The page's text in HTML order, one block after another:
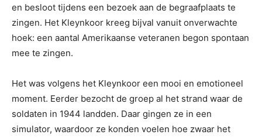
en besloot tijdens een bezoek aan de begraafplaats te
zingen. Het Kleynkoor kreeg bijval vanuit onverwachte
hoek: een aantal Amerikaanse veteranen begon spontaan
mee te zingen.
Het was volgens het Kleynkoor een mooi en emotioneel
moment. Eerder bezocht de groep al het strand waar de
soldaten in 1944 landden. Daar gingen ze in een
simulator, waardoor ze konden voelen hoe zwaar het